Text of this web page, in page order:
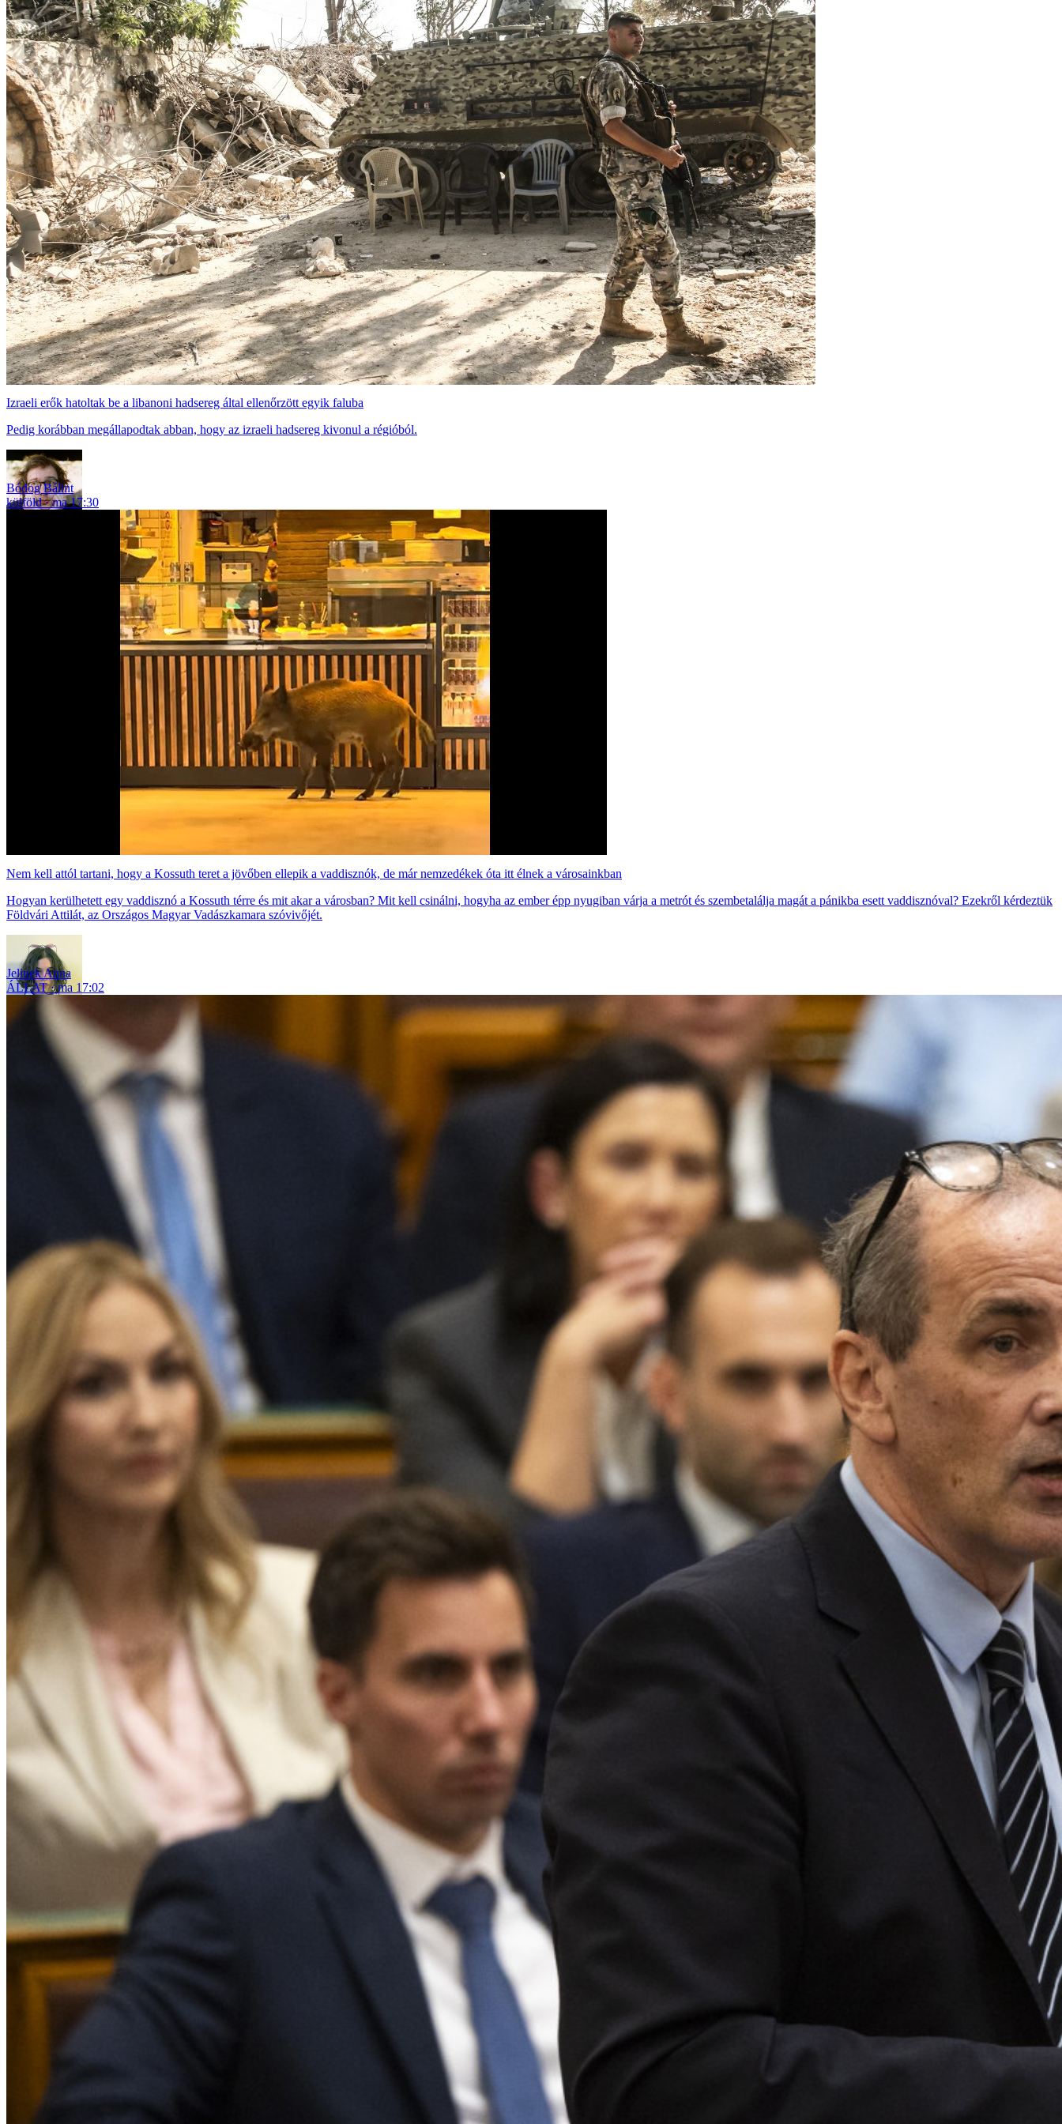
Izraeli erők hatoltak be a libanoni hadsereg által ellenőrzött egyik faluba
Pedig korábban megállapodtak abban, hogy az izraeli hadsereg kivonul a régióból.
Bódog Bálint
külföld
ma 17:30
Nem kell attól tartani, hogy a Kossuth teret a jövőben ellepik a vaddisznók, de már nemzedékek óta itt élnek a városainkban
Hogyan kerülhetett egy vaddisznó a Kossuth térre és mit akar a városban? Mit kell csinálni, hogyha az ember épp nyugiban várja a metrót és szembetalálja magát a pánikba esett vaddisznóval? Ezekről kérdeztük
Földvári Attilát, az Országos Magyar Vadászkamara szóvivőjét.
Jelinek Anna
ÁLLAT
ma 17:02